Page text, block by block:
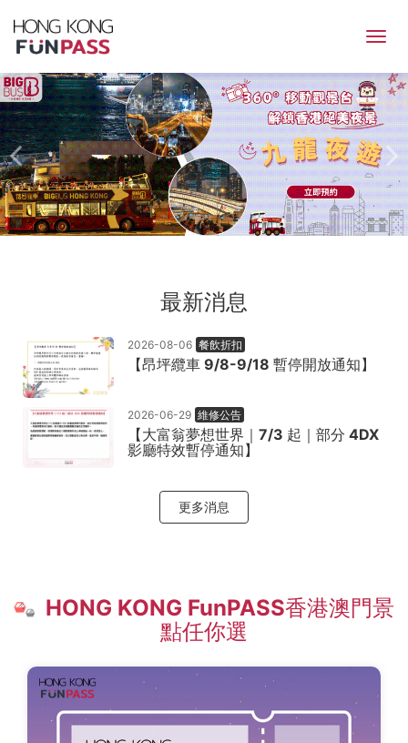
HONG
KONG
FunPASS
一
澳，
激
省
38%
最新消息
2026-08-06 餐飲折扣
【昂坪纜車 9/8-9/18 暫停開放通知】
2026-06-29 維修公告
【大富翁夢想世界｜7/3 起｜部分 4DX
影廳特效暫停通知】
更多消息
HONG KONG FunPASS香港澳門景
點任你選